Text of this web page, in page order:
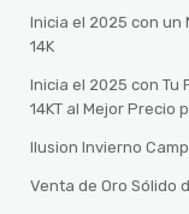
Inicia el 2025 con un
14K
Inicia el 2025 con Tu
14KT al Mejor Precio
Ilusion Invierno
Venta de Oro Sólido